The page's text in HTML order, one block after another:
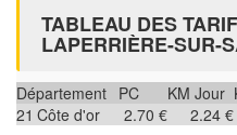
TABLEAU DES
LAPERRIÈRE-SUR-
Département PC KM Jour
21 Côte d'or 2.70 € 2.24 €